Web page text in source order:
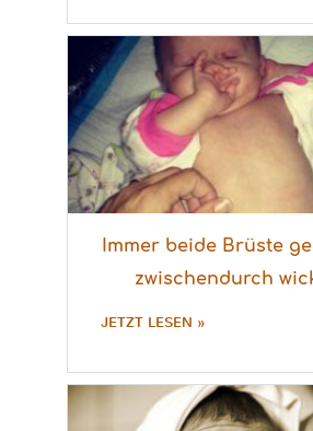
Immer beide Brüste
zwischendurch
JETZT LESEN »